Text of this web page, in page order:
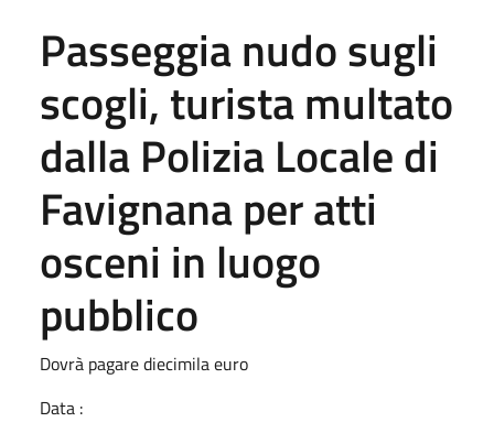
Passeggia nudo sugli
scogli, turista multato
dalla Polizia Locale di
Favignana per atti
osceni in luogo
pubblico
Dovrà pagare diecimila euro
Data :